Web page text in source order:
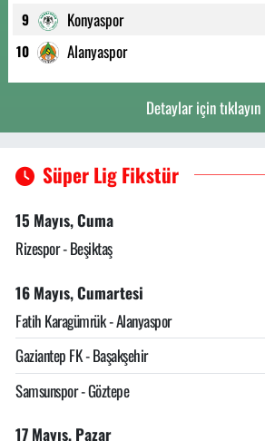
9 Konyaspor
10 Alanyaspor
Detaylar için tıklayın
Süper Lig Fikstür
15 Mayıs, Cuma
Rizespor - Beşiktaş
16 Mayıs, Cumartesi
Fatih Karagümrük - Alanyaspor
Gaziantep FK - Başakşehir
Samsunspor - Göztepe
17 Mayıs, Pazar